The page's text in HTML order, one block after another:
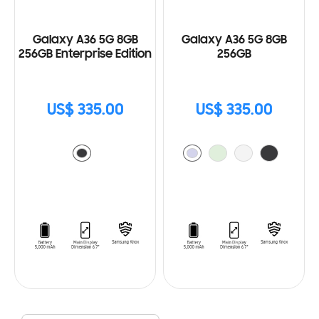
Galaxy A36 5G 8GB
256GB Enterprise Edition
US$ 335.00
Galaxy A36 5G 8GB
256GB
US$ 335.00